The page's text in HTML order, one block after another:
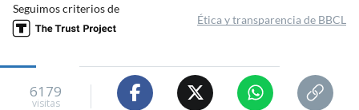
Seguimos criterios de
Ética y transparencia de BBCL
6179
visitas